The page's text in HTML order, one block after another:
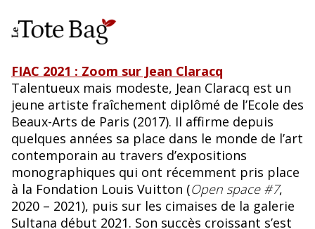
FIAC 2021 : Zoom sur Jean Claracq
Talentueux mais modeste, Jean Claracq est un
jeune artiste fraîchement diplômé de l’Ecole des
Beaux-Arts de Paris (2017). Il affirme depuis
quelques années sa place dans le monde de l’art
contemporain au travers d’expositions
monographiques qui ont récemment pris place
à la Fondation Louis Vuitton (Open space #7,
2020 – 2021), puis sur les cimaises de la galerie
Sultana début 2021. Son succès croissant s’est